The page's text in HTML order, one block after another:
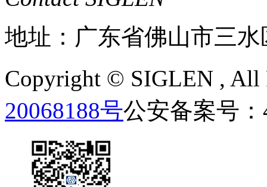
地址：广东省佛山市三
Copyright © SIGLEN , All
20068188号公安备案号：